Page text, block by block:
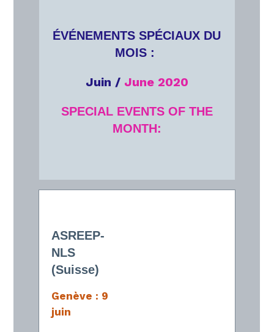
ÉVÉNEMENTS SPÉCIAUX DU
MOIS :
Juin / June 2020
SPECIAL EVENTS OF THE
MONTH:
ASREEP-
NLS
(Suisse)
Genève : 9
juin